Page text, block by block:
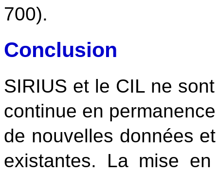
700).
Conclusion
SIRIUS et le CIL ne
continue en
de nouvelles données
existantes. La mise